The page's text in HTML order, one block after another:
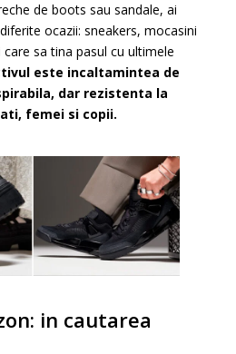
de boots sau sandale, ai
ocazii: sneakers, mocasini
sa tina pasul cu ultimele
este incaltamintea de
dar rezistenta la
femei si copii.
in cautarea